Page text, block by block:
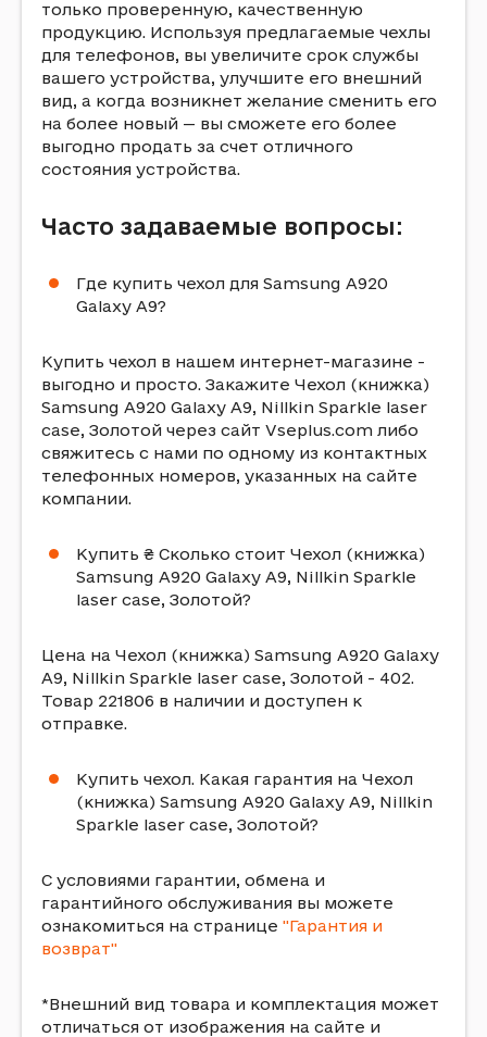
только проверенную, качественную
продукцию. Используя предлагаемые чехлы
для телефонов, вы увеличите срок службы
вашего устройства, улучшите его внешний
вид, а когда возникнет желание сменить его
на более новый — вы сможете его более
выгодно продать за счет отличного
состояния устройства.
Часто задаваемые вопросы:
Где купить чехол для Samsung A920
Galaxy A9?
Купить чехол в нашем интернет-магазине -
выгодно и просто. Закажите Чехол (книжка)
Samsung A920 Galaxy A9, Nillkin Sparkle laser
case, Золотой через сайт Vseplus.com либо
свяжитесь с нами по одному из контактных
телефонных номеров, указанных на сайте
компании.
Купить ₴ Сколько стоит Чехол (книжка)
Samsung A920 Galaxy A9, Nillkin Sparkle
laser case, Золотой?
Цена на Чехол (книжка) Samsung A920 Galaxy
A9, Nillkin Sparkle laser case, Золотой - 402.
Товар 221806 в наличии и доступен к
отправке.
Купить чехол. Какая гарантия на Чехол
(книжка) Samsung A920 Galaxy A9, Nillkin
Sparkle laser case, Золотой?
С условиями гарантии, обмена и
гарантийного обслуживания вы можете
ознакомиться на странице "Гарантия и
возврат"
*Внешний вид товара и комплектация может
отличаться от изображения на сайте и